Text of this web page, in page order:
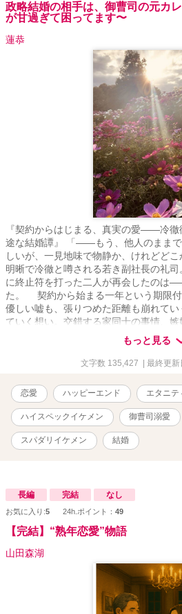
政略結婚の相手は、御曹司の元カ
が甘過ぎて困ってます〜
蓮恭
『契約からはじまる、真実の愛――冷
途な結婚譚』 「――もう、他人のまま
しいが、一見地味で物静か、けれどど
明晰で冷徹と噂される若き副社長の礼
に終止符を打った二人が再会したのは
た。 契約から始まる一年という期限
優しい嘘も、張りつめた距離も崩れて
ていく想い。交錯する家同士の事情、
去。 それでも、何度でも惹かれ合う二
族』という名の奇跡だった。 真実の愛
すら捨てて、彼女の人生を選んだ――
もっと見る
文字数 135,427 | 最終更
恋愛 ハッピーエンド エタニテ
ハイスペックイケメン 御曹司溺愛
スパダリイケメン 結婚
長編 完結 なし
お気に入り:5 24h.ポイント： 49
【完結】“熟年恋愛”物語
山田森湖